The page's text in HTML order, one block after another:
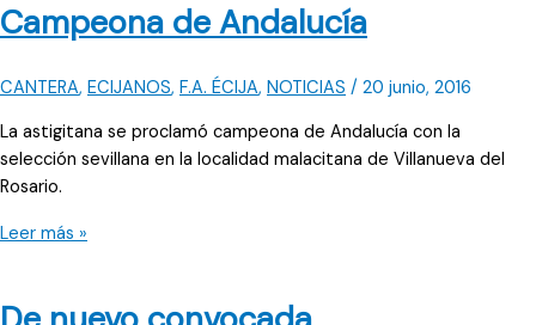
el
Campeonato
Andalucía
Campeona de Andalucía
CANTERA, ECIJANOS, F.A. ÉCIJA, NOTICIAS / 20 junio, 2016
La astigitana se proclamó campeona de Andalucía con la
selección sevillana en la localidad malacitana de Villanueva del
Rosario.
Campeona
Leer más »